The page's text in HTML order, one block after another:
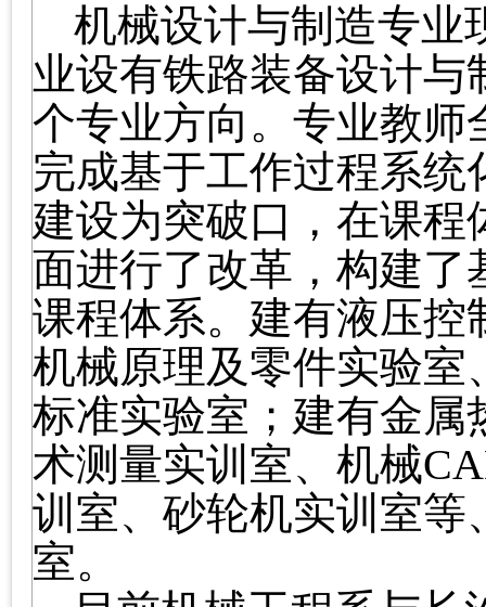
机械设计与制造专业
业设有铁路装备设计
个专业方向。专业教
完成基于工作过程系
建设为突破口，在课
面进行了改革，构建
课程体系。建有液压
机械原理及零件实验
标准实验室；建有金
术测量实训室、机械
训室、砂轮机实训室等
室。